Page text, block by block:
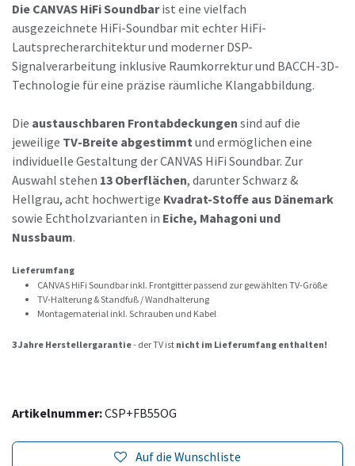
Die CANVAS HiFi Soundbarist eine vielfach
ausgezeichnete HiFi-Soundbar mit echter HiFi-
Lautsprecherarchitektur und moderner DSP-
Signalverarbeitung inklusive Raumkorrektur und BACCH-3D-
Technologie für eine präzise räumliche Klangabbildung.
Die austauschbaren Frontabdeckungen sind auf die
jeweilige TV-Breite abgestimmt und ermöglichen eine
individuelle Gestaltung der CANVAS HiFi Soundbar. Zur
Auswahl stehen 13 Oberflächen, darunter Schwarz &
Hellgrau, acht hochwertige Kvadrat-Stoffe aus Dänemark
sowie Echtholzvarianten in Eiche, Mahagoni und
Nussbaum.
Lieferumfang
CANVAS HiFi Soundbar inkl. Frontgitter passend zur gewählten TV-Größe
TV-Halterung & Standfuß / Wandhalterung
Montagematerial inkl. Schrauben und Kabel
3 Jahre Herstellergarantie- der TV ist nicht im Lieferumfang enthalten!
Artikelnummer:CSP+FB55OG
Auf die Wunschliste